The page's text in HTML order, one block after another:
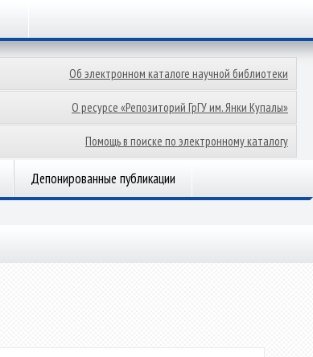
Об электронном каталоге научной библиотеки
О ресурсе «Репозиторий ГрГУ им. Янки Купалы»
Помощь в поиске по электронному каталогу
Депонированные публикации